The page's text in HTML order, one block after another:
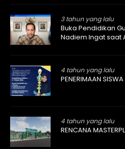
3 tahun yang lalu
Buka Pendidikan
Nadiem Ingat saat
4 tahun yang lalu
PENERIMAAN SISWA
4 tahun yang lalu
RENCANA